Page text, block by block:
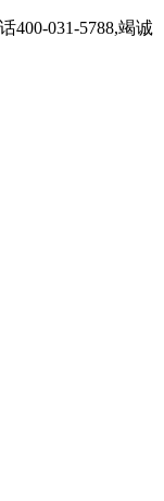
400-031-5788,竭诚